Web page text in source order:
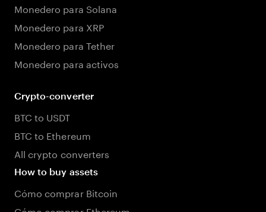
Monedero para Solana
Monedero para XRP
Monedero para Tether
Monedero para activos
Crypto-converter
BTC to USDT
BTC to Ethereum
All crypto converters
How to buy assets
Cómo comprar Bitcoin